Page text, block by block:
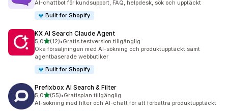
AI-chattbot för kundsupport, FAQ, helpdesk, sök och upptäckt
Built for Shopify
KX AI Search Claude Agent
5,0av 5 stjärnor
(12)
12 recensioner totalt
•Gratis testversion tillgänglig
Öka försäljningen med AI-sökning och produktupptäckt samt
agentbaserade webbutiker
Built for Shopify
Prefixbox AI Search & Filter
5,0av 5 stjärnor
(55)
55 recensioner totalt
•Gratisplan tillgänglig
AI-sökning med filter och AI-chatt för att förbättra produktupptäckt